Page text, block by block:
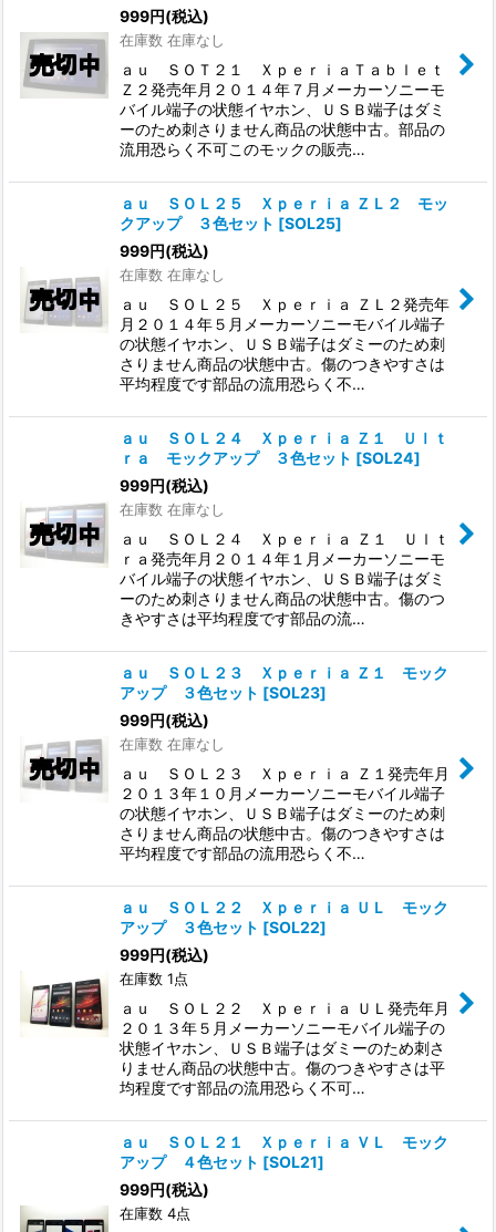
999円(税込)
在庫数 在庫なし
ａｕ ＳＯＴ２１ ＸｐｅｒｉａＴａｂｌｅｔ
Ｚ２発売年月２０１４年７月メーカーソニーモ
バイル端子の状態イヤホン、ＵＳＢ端子はダミ
ーのため刺さりません商品の状態中古。部品の
流用恐らく不可このモックの販売…
ａｕ ＳＯＬ２５ Ｘｐｅｒｉａ ＺＬ２ モッ
クアップ ３色セット [SOL25]
999円(税込)
在庫数 在庫なし
ａｕ ＳＯＬ２５ Ｘｐｅｒｉａ ＺＬ２発売年
月２０１４年５月メーカーソニーモバイル端子
の状態イヤホン、ＵＳＢ端子はダミーのため刺
さりません商品の状態中古。傷のつきやすさは
平均程度です部品の流用恐らく不…
ａｕ ＳＯＬ２４ Ｘｐｅｒｉａ Ｚ１ Ｕｌｔ
ｒａ モックアップ ３色セット [SOL24]
999円(税込)
在庫数 在庫なし
ａｕ ＳＯＬ２４ Ｘｐｅｒｉａ Ｚ１ Ｕｌｔ
ｒａ発売年月２０１４年１月メーカーソニーモ
バイル端子の状態イヤホン、ＵＳＢ端子はダミ
ーのため刺さりません商品の状態中古。傷のつ
きやすさは平均程度です部品の流…
ａｕ ＳＯＬ２３ Ｘｐｅｒｉａ Ｚ１ モック
アップ ３色セット [SOL23]
999円(税込)
在庫数 在庫なし
ａｕ ＳＯＬ２３ Ｘｐｅｒｉａ Ｚ１発売年月
２０１３年１０月メーカーソニーモバイル端子
の状態イヤホン、ＵＳＢ端子はダミーのため刺
さりません商品の状態中古。傷のつきやすさは
平均程度です部品の流用恐らく不…
ａｕ ＳＯＬ２２ Ｘｐｅｒｉａ ＵＬ モック
アップ ３色セット [SOL22]
999円(税込)
在庫数 1点
ａｕ ＳＯＬ２２ Ｘｐｅｒｉａ ＵＬ発売年月
２０１３年５月メーカーソニーモバイル端子の
状態イヤホン、ＵＳＢ端子はダミーのため刺さ
りません商品の状態中古。傷のつきやすさは平
均程度です部品の流用恐らく不可…
ａｕ ＳＯＬ２１ Ｘｐｅｒｉａ ＶＬ モック
アップ ４色セット [SOL21]
999円(税込)
在庫数 4点